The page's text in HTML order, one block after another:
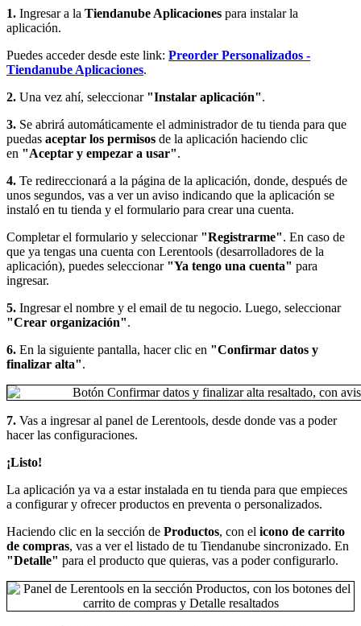
1. Ingresar a la Tiendanube Aplicaciones para instalar la
aplicación.
Puedes acceder desde este link: Preorder Personalizados -
Tiendanube Aplicaciones.
2. Una vez ahí, seleccionar "Instalar aplicación".
3. Se abrirá automáticamente el administrador de tu tienda para que
puedas aceptar los permisos de la aplicación haciendo clic
en "Aceptar y empezar a usar".
4. Te redireccionará a la página de la aplicación, donde, después de
unos segundos, vas a ver un aviso indicando que la aplicación se
instaló en tu tienda y el formulario para crear una cuenta.
Completar el formulario y seleccionar "Registrarme". En caso de
que ya tengas una cuenta con Lerentools (desarrolladores de la
aplicación), puedes seleccionar "Ya tengo una cuenta" para
ingresar.
5. Ingresar el nombre y el email de tu negocio. Luego, seleccionar
"Crear organización".
6. En la siguiente pantalla, hacer clic en "Confirmar datos y
finalizar alta".
7. Vas a ingresar al panel de Lerentools, desde donde vas a poder
hacer las configuraciones.
¡Listo!
La aplicación ya va a estar instalada en tu tienda para que empieces
a configurar y ofrecer productos en preventa o personalizados.
Haciendo clic en la sección de Productos, con el icono de carrito
de compras, vas a ver el listado de tu Tiendanube sincronizado. En
"Detalle" para el producto que quieras, vas a poder configurarlo.